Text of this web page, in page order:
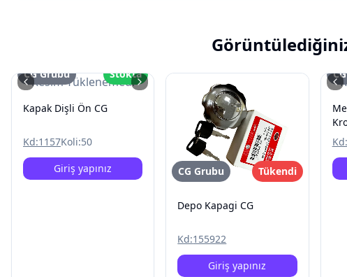
Resim Yüklenemedi
CG Grubu Stokta
Kapak Dişli Ön CG
Kd:1157Koli:50
Giriş yapınız
CG Grubu Tükendi
Depo Kapagi CG
Kd:155922
Giriş yapınız
Kd: